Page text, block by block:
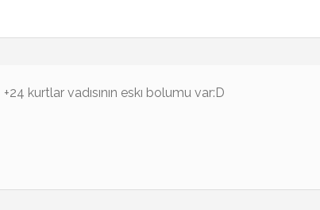
+24 kurtlar vadısının eskı bolumu var:D